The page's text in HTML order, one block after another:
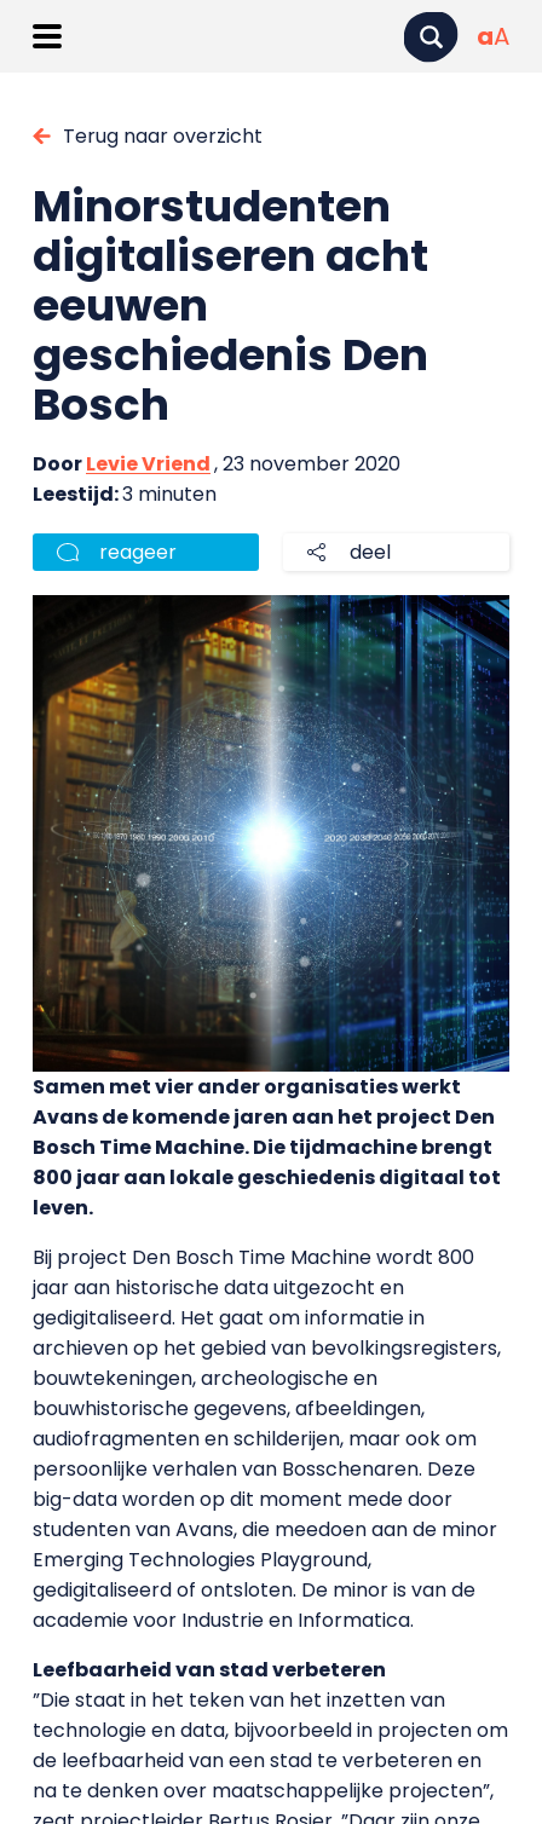
aA
Terug naar overzicht
Minorstudenten
digitaliseren acht
eeuwen
geschiedenis Den
Bosch
DoorLevie Vriend, 23 november 2020
Leestijd:3 minuten
reageer deel
Samen met vier ander organisaties werkt
Avans de komende jaren aan het project Den
Bosch Time Machine. Die tijdmachine brengt
800 jaar aan lokale geschiedenis digitaal tot
leven.
Bij project Den Bosch Time Machine wordt 800
jaar aan historische data uitgezocht en
gedigitaliseerd. Het gaat om informatie in
archieven op het gebied van bevolkingsregisters,
bouwtekeningen, archeologische en
bouwhistorische gegevens, afbeeldingen,
audiofragmenten en schilderijen, maar ook om
persoonlijke verhalen van Bosschenaren. Deze
big-data worden op dit moment mede door
studenten van Avans, die meedoen aan de minor
Emerging Technologies Playground,
gedigitaliseerd of ontsloten. De minor is van de
academie voor Industrie en Informatica.
Leefbaarheid van stad verbeteren
”Die staat in het teken van het inzetten van
technologie en data, bijvoorbeeld in projecten om
de leefbaarheid van een stad te verbeteren en
na te denken over maatschappelijke projecten”,